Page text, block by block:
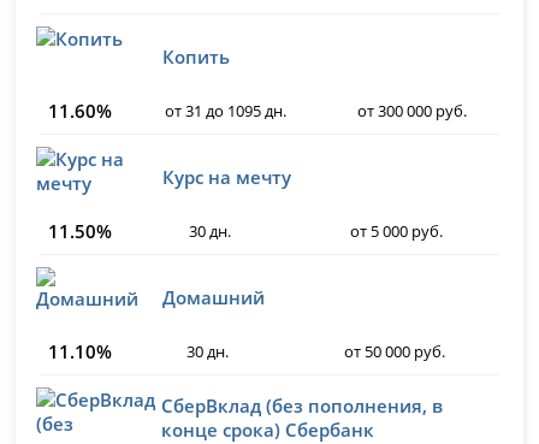
Копить
11.60% от 31 до 1095 дн. от 300 000 руб.
Курс на мечту
11.50% 30 дн. от 5 000 руб.
Домашний
11.10% 30 дн. от 50 000 руб.
СберВклад (без пополнения, в
конце срока) Сбербанк